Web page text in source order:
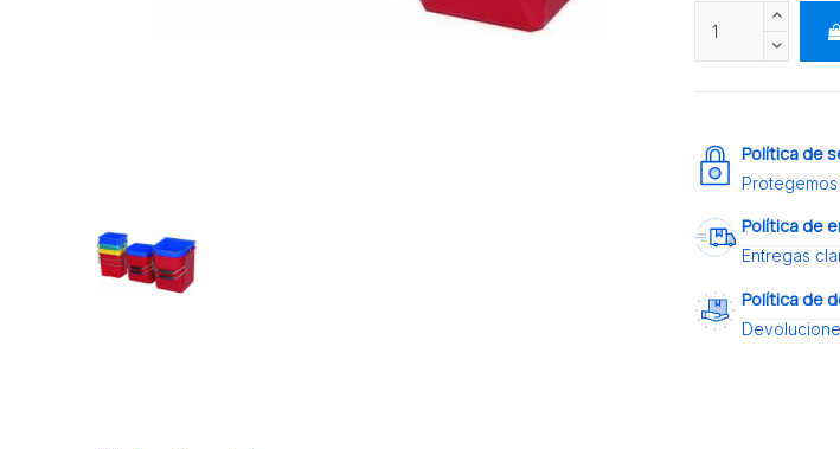
Política de
Política de
Entregas
Política de